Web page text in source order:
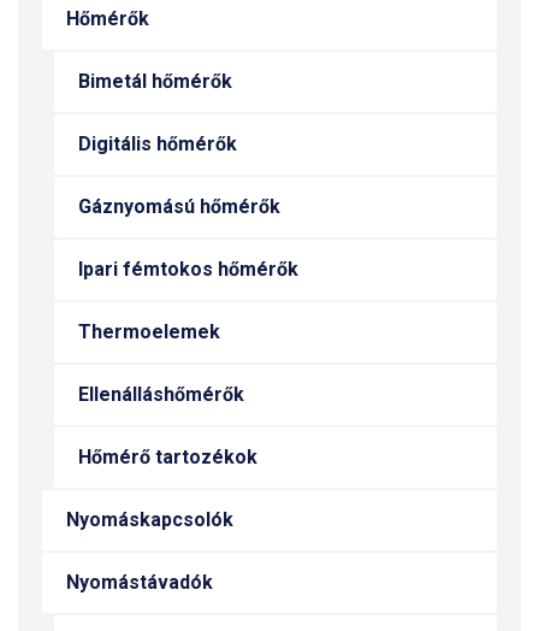
Hőmérők
Bimetál hőmérők
Digitális hőmérők
Gáznyomású hőmérők
Ipari fémtokos hőmérők
Thermoelemek
Ellenálláshőmérők
Hőmérő tartozékok
Nyomáskapcsolók
Nyomástávadók